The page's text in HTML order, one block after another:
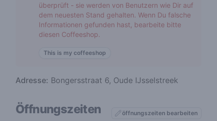
überprüft - sie werden von Benutzern wie Dir auf
dem neuesten Stand gehalten. Wenn Du falsche
Informationen gefunden hast, bearbeite bitte
diesen Coffeeshop.
This is my coffeeshop
Adresse: Bongersstraat 6, Oude IJsselstreek
Öffnungszeiten öffnungszeiten bearbeiten